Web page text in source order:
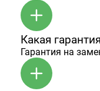
Какая
Гарантия на